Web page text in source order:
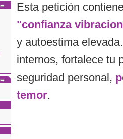
Esta petición
"confianza
y autoestima
internos, fortalece tu
seguridad personal,
temor.